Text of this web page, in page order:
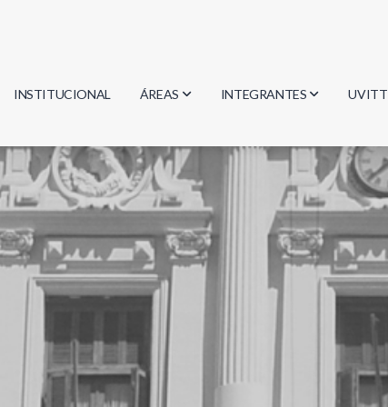
INSTITUCIONAL ÁREAS
Biología
Física
Geociencias
Informática
Matemática
INTEGRANTES
Investigadores
Estudiantes
Egresados
UVITT